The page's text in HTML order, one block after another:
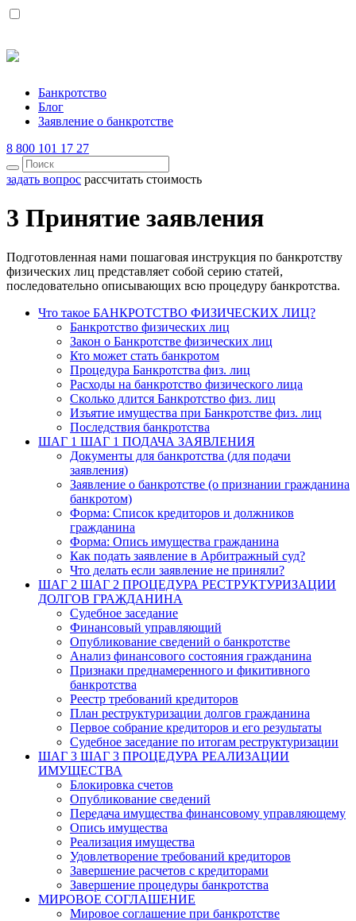
Банкротство
Блог
Заявление о банкротстве
8 800 101 17 27
задать вопрос рассчитать стоимость
3 Принятие заявления
Подготовленная нами пошаговая инструкция по банкротству
физических лиц представляет собой серию статей,
последовательно описывающих всю процедуру банкротства.
Что такое БАНКРОТСТВО ФИЗИЧЕСКИХ ЛИЦ?
Банкротство физических лиц
Закон о Банкротстве физических лиц
Кто может стать банкротом
Процедура Банкротства физ. лиц
Расходы на банкротство физического лица
Сколько длится Банкротство физ. лиц
Изъятие имущества при Банкротстве физ. лиц
Последствия банкротства
ШАГ 1 ШАГ 1 ПОДАЧА ЗАЯВЛЕНИЯ
Документы для банкротства (для подачи
заявления)
Заявление о банкротстве (о признании гражданина
банкротом)
Форма: Список кредиторов и должников
гражданина
Форма: Опись имущества гражданина
Как подать заявление в Арбитражный суд?
Что делать если заявление не приняли?
ШАГ 2 ШАГ 2 ПРОЦЕДУРА РЕСТРУКТУРИЗАЦИИ
ДОЛГОВ ГРАЖДАНИНА
Судебное заседание
Финансовый управляющий
Опубликование сведений о банкротстве
Анализ финансового состояния гражданина
Признаки преднамеренного и фикитивного
банкротства
Реестр требований кредиторов
План реструктуризации долгов гражданина
Первое собрание кредиторов и его результаты
Судебное заседание по итогам реструктуризации
ШАГ 3 ШАГ 3 ПРОЦЕДУРА РЕАЛИЗАЦИИ
ИМУЩЕСТВА
Блокировка счетов
Опубликование сведений
Передача имущества финансовому управляющему
Опись имущества
Реализация имущества
Удовлетворение требований кредиторов
Завершение расчетов с кредиторами
Завершение процедуры банкротства
МИРОВОЕ СОГЛАШЕНИЕ
Мировое соглашение при банкротстве